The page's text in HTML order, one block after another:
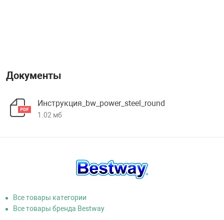
Документы
Инструкция_bw_power_steel_round
1.02 мб
Все товары категории
Все товары бренда Bestway